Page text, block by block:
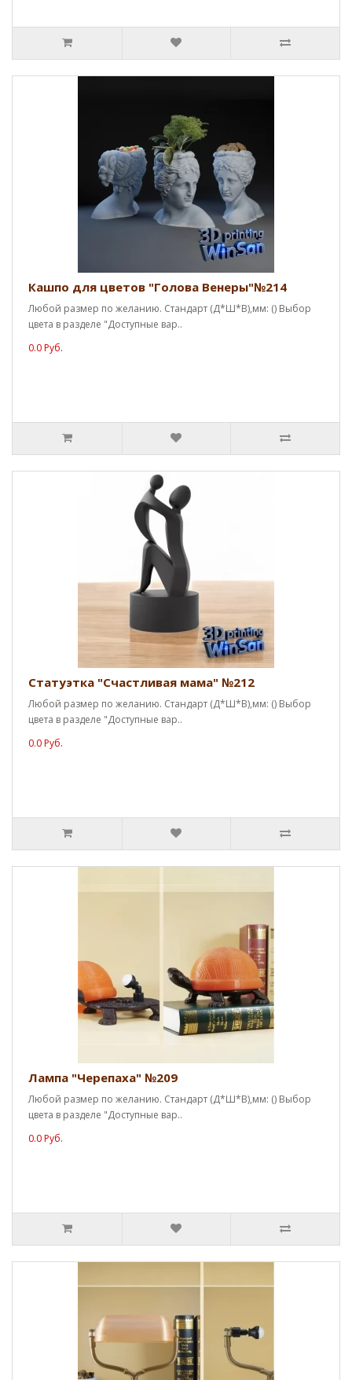
Кашпо для цветов "Голова Венеры"№214
Любой размер по желанию. Стандарт (Д*Ш*В),мм: () Выбор
цвета в разделе "Доступные вар..
0.0 Руб.
Статуэтка "Счастливая мама" №212
Любой размер по желанию. Стандарт (Д*Ш*В),мм: () Выбор
цвета в разделе "Доступные вар..
0.0 Руб.
Лампа "Черепаха" №209
Любой размер по желанию. Стандарт (Д*Ш*В),мм: () Выбор
цвета в разделе "Доступные вар..
0.0 Руб.